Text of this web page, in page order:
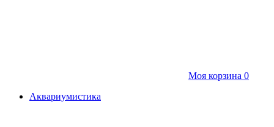
Моя корзина 0
Аквариумистика